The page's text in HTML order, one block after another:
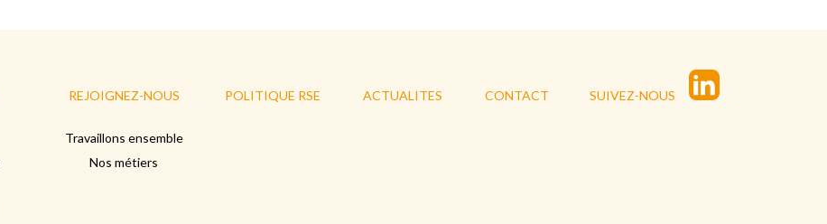
REJOIGNEZ-NOUS
Travaillons ensemble
Nos métiers
POLITIQUE RSE ACTUALITES CONTACT SUIVEZ-NOUS